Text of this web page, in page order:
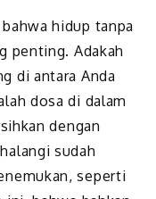
hidup tanpa
penting. Adakah
di antara Anda
dosa di dalam
dengan
sudah
seperti